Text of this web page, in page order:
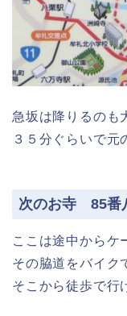
急坂は降りるのも
３５分ぐらいで元
次のお寺 85番
ここは途中からケ
その脇道をバイク
そこから徒歩で行